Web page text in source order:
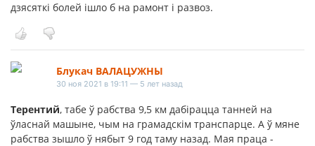
дзясяткі болей ішло б на рамонт і развоз.
Блукач ВАЛАЦУЖНЫ
30 ноя 2021 в 19:11 — 5 лет назад
Терентий, табе ў рабства 9,5 км дабірацца танней на
ўласнай машыне, чым на грамадскім транспарце. А ў мяне
рабства зышло ў нябыт 9 год таму назад. Мая праца -